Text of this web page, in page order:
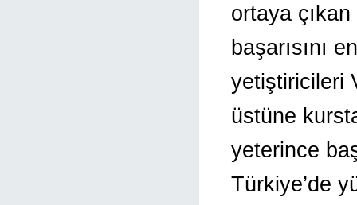
ortaya
başarısını
yetiştiricileri
üstüne
yeterince
Türkiye’de